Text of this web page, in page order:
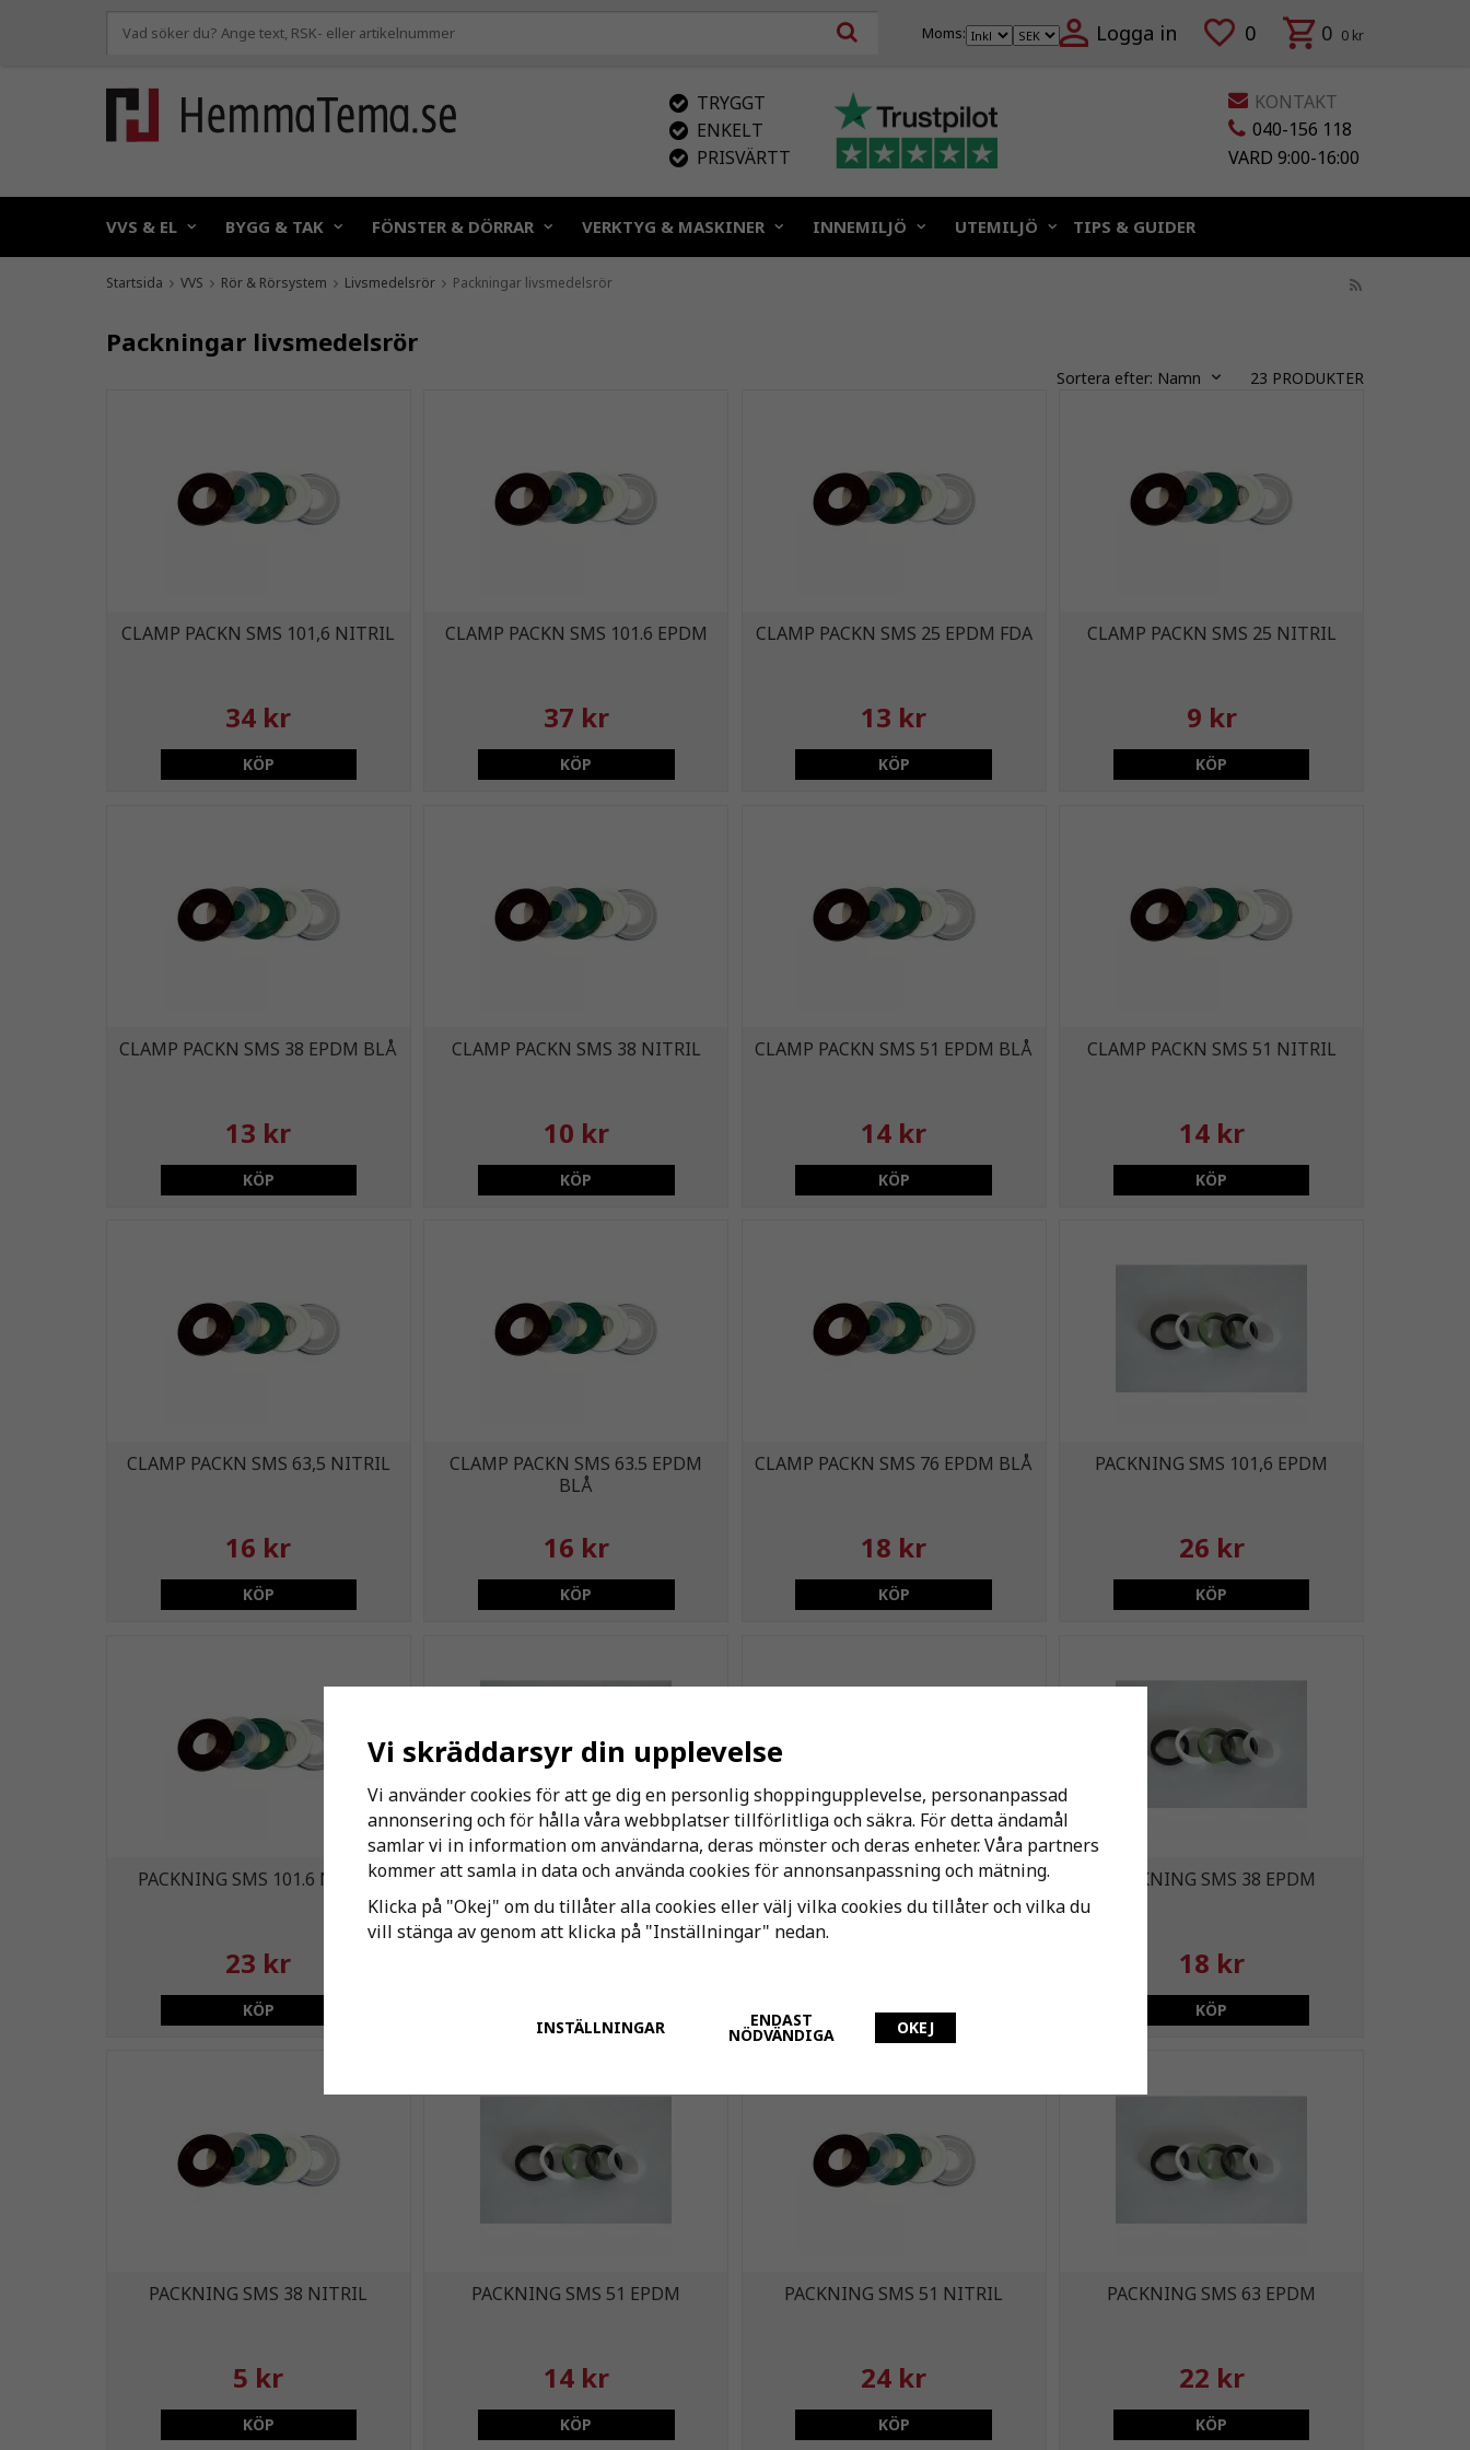
Moms: Logga in 0 0 0 kr
KONTAKT
040-156 118
VARD 9:00-16:00
TRYGGT
ENKELT
PRISVÄRTT
VVS & EL BYGG & TAK FÖNSTER & DÖRRAR VERKTYG & MASKINER INNEMILJÖ UTEMILJÖ TIPS & GUIDER
Startsida VVS Rör & Rörsystem Livsmedelsrör Packningar livsmedelsrör
Packningar livsmedelsrör
Sortera efter: Namn 23 PRODUKTER
CLAMP PACKN SMS 101,6 NITRIL
34 kr
KÖP
CLAMP PACKN SMS 101.6 EPDM
37 kr
KÖP
CLAMP PACKN SMS 25 EPDM FDA
13 kr
KÖP
CLAMP PACKN SMS 25 NITRIL
9 kr
KÖP
CLAMP PACKN SMS 38 EPDM BLÅ
13 kr
KÖP
CLAMP PACKN SMS 38 NITRIL
10 kr
KÖP
CLAMP PACKN SMS 51 EPDM BLÅ
14 kr
KÖP
CLAMP PACKN SMS 51 NITRIL
14 kr
KÖP
CLAMP PACKN SMS 63,5 NITRIL
16 kr
KÖP
CLAMP PACKN SMS 63.5 EPDM
BLÅ
16 kr
KÖP
CLAMP PACKN SMS 76 EPDM BLÅ
18 kr
KÖP
PACKNING SMS 101,6 EPDM
26 kr
KÖP
PACKNING SMS 101.6 NITRIL
23 kr
KÖP
PACKNING SMS 25 EPDM PACKNING SMS 25 NITRIL
KÖP
PACKNING SMS 38 EPDM
18 kr
KÖP
PACKNING SMS 38 NITRIL
5 kr
KÖP
PACKNING SMS 51 EPDM
14 kr
KÖP
PACKNING SMS 51 NITRIL
24 kr
KÖP
PACKNING SMS 63 EPDM
22 kr
KÖP
Vi skräddarsyr din upplevelse
Vi använder cookies för att ge dig en personlig shoppingupplevelse, personanpassad
annonsering och för hålla våra webbplatser tillförlitliga och säkra. För detta ändamål
samlar vi in information om användarna, deras mönster och deras enheter. Våra partners
kommer att samla in data och använda cookies för annonsanpassning och mätning.
Klicka på "Okej" om du tillåter alla cookies eller välj vilka cookies du tillåter och vilka du
vill stänga av genom att klicka på "Inställningar" nedan.
INSTÄLLNINGAR ENDAST
NÖDVÄNDIGA OKEJ